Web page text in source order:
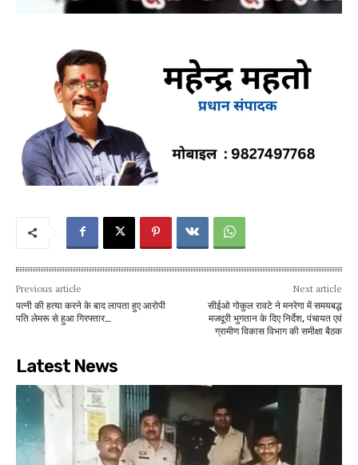
Previous article
पत्नी की हत्या करने के बाद लापता हुए आरोपी
पति लेमरू से हुआ गिरफ्तार…
Next article
सीईओ गोकुल रावटे ने मनरेगा में समयबद्ध
मजदूरी भुगतान के दिए निर्देश, पंचायत एवं
ग्रामीण विकास विभाग की समीक्षा बैठक
Latest News